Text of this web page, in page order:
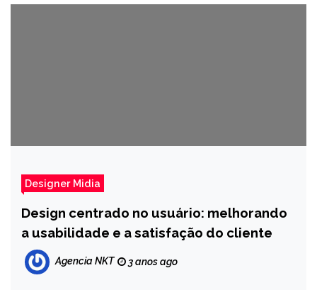
Designer Midia
Design centrado no usuário: melhorando
a usabilidade e a satisfação do cliente
Agencia NKT 3 anos ago